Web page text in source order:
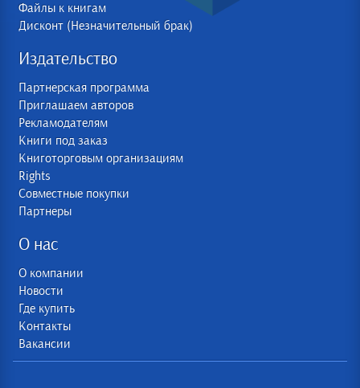
Файлы к книгам
Дисконт (Незначительный брак)
Издательство
Партнерская программа
Приглашаем авторов
Рекламодателям
Книги под заказ
Книготорговым организациям
Rights
Совместные покупки
Партнеры
О нас
О компании
Новости
Где купить
Контакты
Вакансии